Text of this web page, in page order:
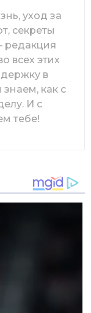
уход за
секреты
редакция
всех этих
в
как с
И с
тебе!